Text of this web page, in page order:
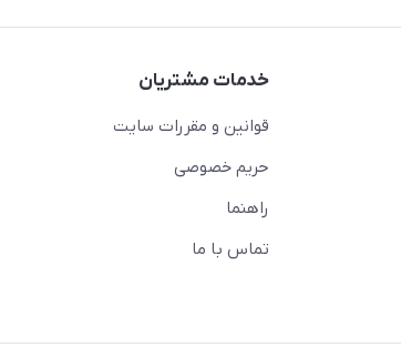
خدمات مشتریان
قوانین و مقررات سایت
حریم خصوصی
راهنما
تماس با ما